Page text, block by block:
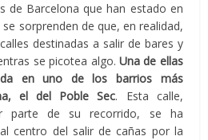
de Barcelona que han estado en
sorprenden de que, en realidad,
destinadas a salir de bares y
se picotea algo. Una de ellas
en uno de los barrios más
el del Poble Sec. Esta calle,
parte de su recorrido, se ha
centro del salir de cañas por la